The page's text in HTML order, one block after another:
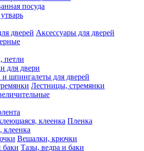
посуда
Аксессуары для дверей
петли
для двери
шпингалеты для дверей
Лестницы, стремянки
Пленка
клеенка
Вешалки, крючки
Тазы, ведра и баки